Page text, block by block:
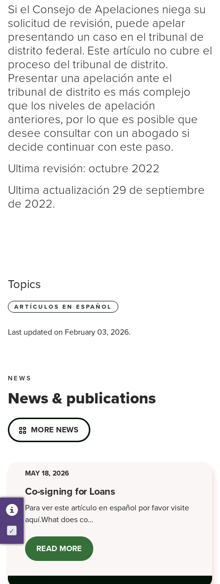
Activate
Si el Consejo de Apelaciones niega su
solicitud de revisión, puede apelar
presentando un caso en el tribunal de
distrito federal. Este artículo no cubre el
proceso del tribunal de distrito.
Presentar una apelación ante el
tribunal de distrito es más complejo
que los niveles de apelación
anteriores, por lo que es posible que
desee consultar con un abogado si
decide continuar con este paso.
Ultima revisión: octubre 2022
Ultima actualización 29 de septiembre
de 2022.
Topics
ARTÍCULOS EN ESPAÑOL
Last updated on February 03, 2026.
NEWS
News & publications
MORE NEWS
MAY 18, 2026
Co-signing for Loans
Para ver este artículo en español por favor visite
aquí.What does co…
READ MORE ABOUT
CO-
SIGNING